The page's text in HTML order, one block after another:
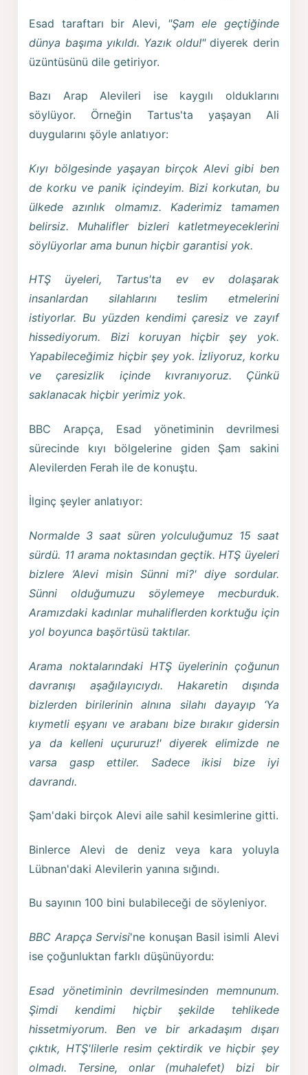
Esad taraftarı bir Alevi, "Şam ele geçtiğinde
dünya başıma yıkıldı. Yazık oldu!"diyerek derin
üzüntüsünü dile getiriyor.
Bazı Arap Alevileri ise kaygılı olduklarını
söylüyor. Örneğin Tartus'ta yaşayan Ali
duygularını şöyle anlatıyor:
Kıyı bölgesinde yaşayan birçok Alevi gibi ben
de korku ve panik içindeyim. Bizi korkutan, bu
ülkede azınlık olmamız. Kaderimiz tamamen
belirsiz. Muhalifler bizleri katletmeyeceklerini
söylüyorlar ama bunun hiçbir garantisi yok.
HTŞ üyeleri, Tartus'ta ev ev dolaşarak
insanlardan silahlarını teslim etmelerini
istiyorlar. Bu yüzden kendimi çaresiz ve zayıf
hissediyorum. Bizi koruyan hiçbir şey yok.
Yapabileceğimiz hiçbir şey yok. İzliyoruz, korku
ve çaresizlik içinde kıvranıyoruz. Çünkü
saklanacak hiçbir yerimiz yok.
BBC Arapça, Esad yönetiminin devrilmesi
sürecinde kıyı bölgelerine giden Şam sakini
Alevilerden Ferah ile de konuştu.
İlginç şeyler anlatıyor:
Normalde 3 saat süren yolculuğumuz 15 saat
sürdü. 11 arama noktasından geçtik. HTŞ üyeleri
bizlere ‘Alevi misin Sünni mi?' diye sordular.
Sünni olduğumuzu söylemeye mecburduk.
Aramızdaki kadınlar muhaliflerden korktuğu için
yol boyunca başörtüsü taktılar.
Arama noktalarındaki HTŞ üyelerinin çoğunun
davranışı aşağılayıcıydı. Hakaretin dışında
bizlerden birilerinin alnına silahı dayayıp ‘Ya
kıymetli eşyanı ve arabanı bize bırakır gidersin
ya da kelleni uçururuz!' diyerek elimizde ne
varsa gasp ettiler. Sadece ikisi bize iyi
davrandı.
Şam'daki birçok Alevi aile sahil kesimlerine gitti.
Binlerce Alevi de deniz veya kara yoluyla
Lübnan'daki Alevilerin yanına sığındı.
Bu sayının 100 bini bulabileceği de söyleniyor.
BBC Arapça Servisi'ne konuşan Basil isimli Alevi
ise çoğunluktan farklı düşünüyordu:
Esad yönetiminin devrilmesinden memnunum.
Şimdi kendimi hiçbir şekilde tehlikede
hissetmiyorum. Ben ve bir arkadaşım dışarı
çıktık, HTŞ'lilerle resim çektirdik ve hiçbir şey
olmadı. Tersine, onlar (muhalefet) bizi bir